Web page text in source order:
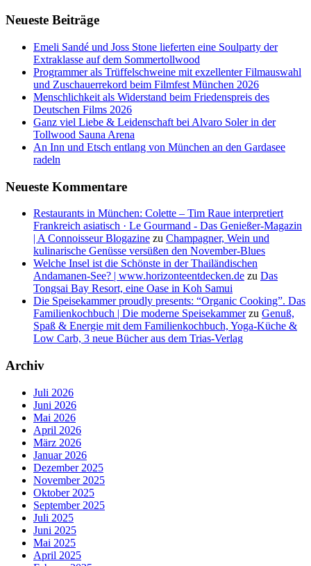
Neueste Beiträge
Emeli Sandé und Joss Stone lieferten eine Soulparty der
Extraklasse auf dem Sommertollwood
Programmer als Trüffelschweine mit exzellenter Filmauswahl
und Zuschauerrekord beim Filmfest München 2026
Menschlichkeit als Widerstand beim Friedenspreis des
Deutschen Films 2026
Ganz viel Liebe & Leidenschaft bei Alvaro Soler in der
Tollwood Sauna Arena
An Inn und Etsch entlang von München an den Gardasee
radeln
Neueste Kommentare
Restaurants in München: Colette – Tim Raue interpretiert
Frankreich asiatisch · Le Gourmand - Das Genießer-Magazin
| A Connoisseur Blogazine zu Champagner, Wein und
kulinarische Genüsse versüßen den November-Blues
Welche Insel ist die Schönste in der Thailändischen
Andamanen-See? | www.horizonteentdecken.de zu Das
Tongsai Bay Resort, eine Oase in Koh Samui
Die Speisekammer proudly presents: “Organic Cooking”. Das
Familienkochbuch | Die moderne Speisekammerzu Genuß,
Spaß & Energie mit dem Familienkochbuch, Yoga-Küche &
Low Carb, 3 neue Bücher aus dem Trias-Verlag
Archiv
Juli 2026
Juni 2026
Mai 2026
April 2026
März 2026
Januar 2026
Dezember 2025
November 2025
Oktober 2025
September 2025
Juli 2025
Juni 2025
Mai 2025
April 2025